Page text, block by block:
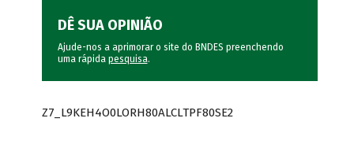
DÊ SUA OPINIÃO
Ajude-nos a aprimorar o site do BNDES preenchendo
uma rápida pesquisa.
Z7_L9KEH4O0LORH80ALCLTPF80SE2